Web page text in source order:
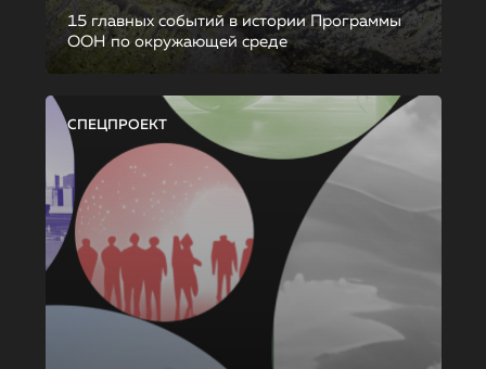
15 главных событий в истории Программы
ООН по окружающей среде
СПЕЦПРОЕКТ